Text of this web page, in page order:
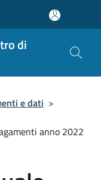
di
e dati >
anno 2022